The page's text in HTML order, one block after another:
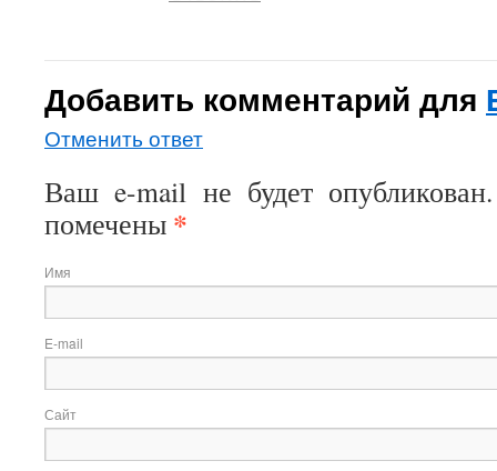
Добавить комментарий для
Отменить ответ
Ваш e-mail не будет
помечены *
Имя
E-mail
Сайт